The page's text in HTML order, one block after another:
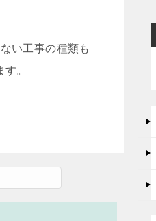
い工事の種類も
。